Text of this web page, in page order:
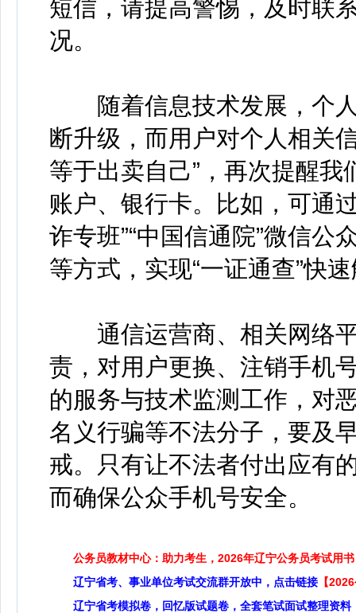
短信，请提高警惕，及时联
况。
随着信息技术发展，个人
断升级，而用户对个人相关
等于出卖自己”，再次提醒
账户、银行卡。比如，可通
诈专班”“中国信通院”微信公
等方式，实现“一证通查”快
通信运营商、相关网络平
责，对用户更换、注销手机
的服务与技术监测工作，对
名义行骗等不法分子，要及
戒。只有让不法者付出应有
而确保公众手机号安全。
公务员教材中心：助力考生，2026年辽宁公务员考试用书
辽宁省考、事业单位考试交流群开放中，点击链接 【
辽宁省考模拟卷，回忆版试题卷，全套笔试面试整理资料